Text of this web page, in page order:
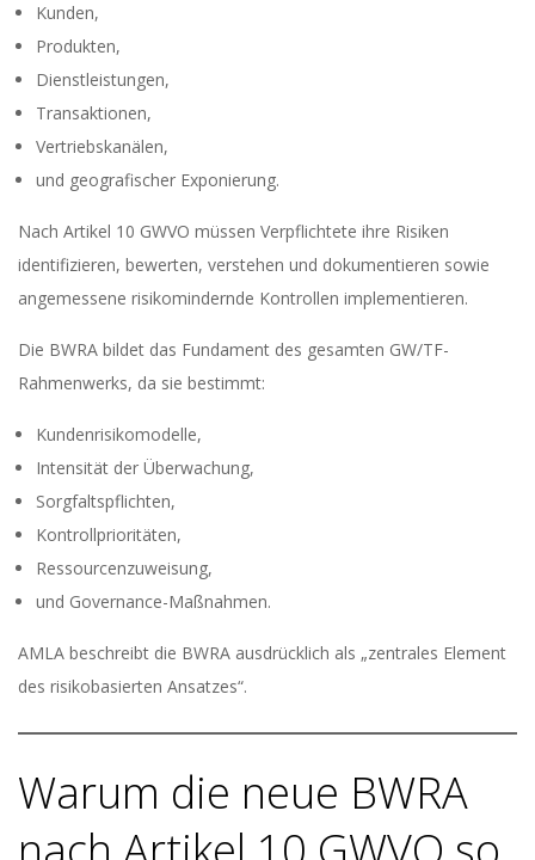
Kunden,
Produkten,
Dienstleistungen,
Transaktionen,
Vertriebskanälen,
und geografischer Exponierung.
Nach Artikel 10 GWVO müssen Verpflichtete ihre Risiken
identifizieren, bewerten, verstehen und dokumentieren sowie
angemessene risikomindernde Kontrollen implementieren.
Die BWRA bildet das Fundament des gesamten GW/TF-
Rahmenwerks, da sie bestimmt:
Kundenrisikomodelle,
Intensität der Überwachung,
Sorgfaltspflichten,
Kontrollprioritäten,
Ressourcenzuweisung,
und Governance-Maßnahmen.
AMLA beschreibt die BWRA ausdrücklich als „zentrales Element
des risikobasierten Ansatzes“.
Warum die neue BWRA